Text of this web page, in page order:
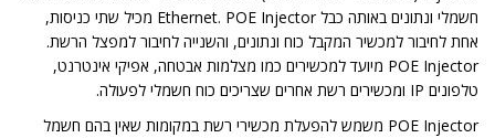
חשמלי ונתונים באותה כבל Ethernet. POE Injector מכיל שתי כניסות,
אחת לחיבור למכשיר המקבל כוח ונתונים, והשנייה לחיבור למפצל הרשת.
POE Injector מיועד למכשירים כמו מצלמות אבטחה, אפיקי אינטרנט,
טלפונים IP ומכשירים רשת אחרים שצריכים כוח חשמלי לפעולה.
POE Injector משמש להפעלת מכשירי רשת במקומות שאין בהם חשמל